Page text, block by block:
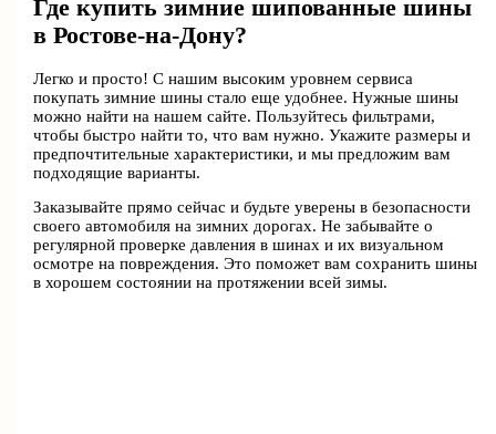
Где купить зимние шипованные шины
в Ростове-на-Дону?
Легко и просто! С нашим высоким уровнем сервиса
покупать зимние шины стало еще удобнее. Нужные шины
можно найти на нашем сайте. Пользуйтесь фильтрами,
чтобы быстро найти то, что вам нужно. Укажите размеры и
предпочтительные характеристики, и мы предложим вам
подходящие варианты.
Заказывайте прямо сейчас и будьте уверены в безопасности
своего автомобиля на зимних дорогах. Не забывайте о
регулярной проверке давления в шинах и их визуальном
осмотре на повреждения. Это поможет вам сохранить шины
в хорошем состоянии на протяжении всей зимы.